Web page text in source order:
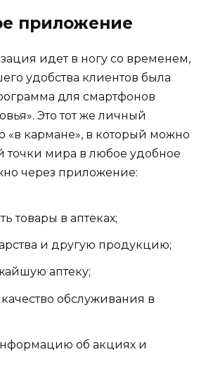
приложение
идет в ногу со временем,
удобства клиентов была
для смартфонов
Это тот же личный
«в кармане», в который можно
точки мира в любое удобное
через приложение:
товары в аптеках;
и другую продукцию;
аптеку;
обслуживания в
об акциях и